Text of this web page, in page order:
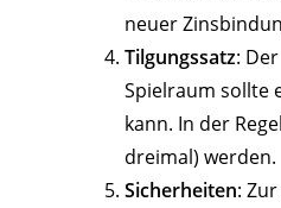
neuer
Tilgungssatz:
Spielraum sollte
kann. In der
dreimal) werden.
Sicherheiten: